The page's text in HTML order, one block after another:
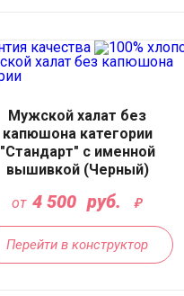
Мужской халат без
капюшона категории
"Стандарт" с именной
вышивкой (Черный)
от 4 500 руб.
Перейти в конструктор